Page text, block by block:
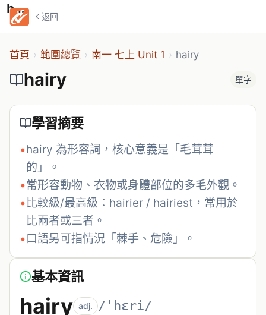
返回
hairy
首頁 › 範圍總覽 › 南一 七上 Unit 1 › hairy
hairy 單字
學習摘要
•hairy 為形容詞，核心意義是「毛茸茸
的」。
•常形容動物、衣物或身體部位的多毛外觀。
•比較級/最高級：hairier / hairiest，常用於
比兩者或三者。
•口語另可指情況「棘手、危險」。
基本資訊
hairy adj. /ˈhɛri/